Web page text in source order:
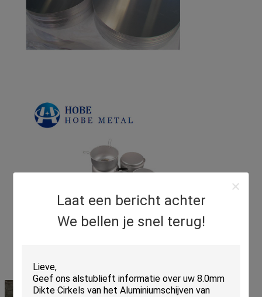
Laat een bericht achter
We bellen je snel terug!